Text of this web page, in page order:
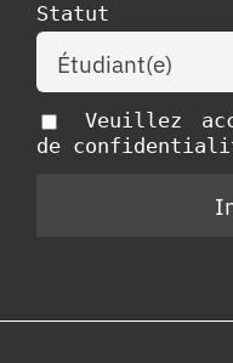
Statut
Veuillez
de